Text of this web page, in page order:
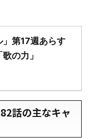
第17週あらす
の力」
話の主なキャ